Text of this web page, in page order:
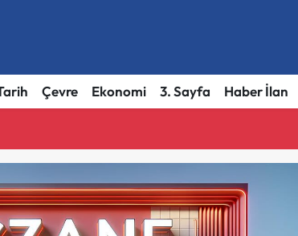
Çevre Ekonomi 3. Sayfa Haber İlan